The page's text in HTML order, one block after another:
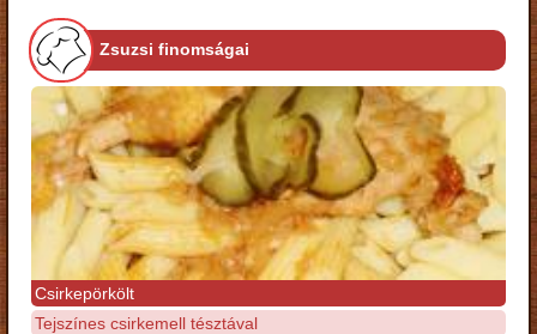
Zsuzsi finomságai
Csirkepörkölt
Tejszínes csirkemell tésztával